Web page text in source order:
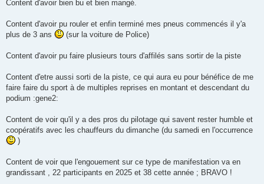
Content d'avoir bien bu et bien mangé.
Content d'avoir pu rouler et enfin terminé mes pneus commencés il y'a
plus de 3 ans
(sur la voiture de Police)
Content d'avoir pu faire plusieurs tours d'affilés sans sortir de la piste
Content d'etre aussi sorti de la piste, ce qui aura eu pour bénéfice de me
faire faire du sport à de multiples reprises en montant et descendant du
podium :gene2:
Content de voir qu'il y a des pros du pilotage qui savent rester humble et
coopératifs avec les chauffeurs du dimanche (du samedi en l'occurrence
)
Content de voir que l'engouement sur ce type de manifestation va en
grandissant , 22 participants en 2025 et 38 cette année ; BRAVO !